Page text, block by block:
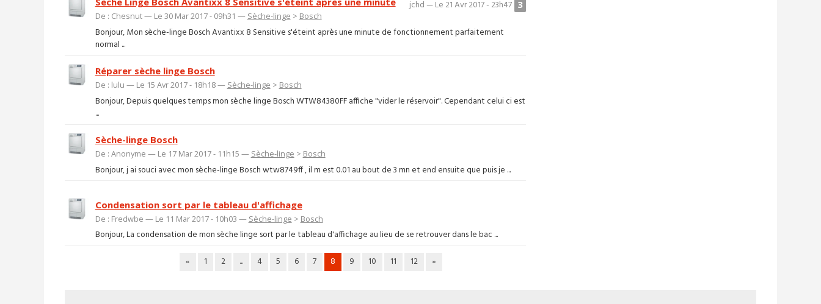
3
jchd — Le 21 Avr 2017 - 23h47
De : Chesnut — Le 30 Mar 2017 - 09h31 — Sèche-linge > Bosch
Bonjour, Mon sèche-linge Bosch Avantixx 8 Sensitive s'éteint après une minute de fonctionnement parfaitement
normal ...
Réparer sèche linge Bosch
De : lulu — Le 15 Avr 2017 - 18h18 — Sèche-linge > Bosch
Bonjour, Depuis quelques temps mon sèche linge Bosch WTW84380FF affiche "vider le réservoir". Cependant celui ci est
...
Sèche-linge Bosch
De : Anonyme — Le 17 Mar 2017 - 11h15 — Sèche-linge > Bosch
Bonjour, j ai souci avec mon sèche-linge Bosch wtw8749ff , il m est 0.01 au bout de 3 mn et end ensuite que puis je ...
Condensation sort par le tableau d'affichage
De : Fredwbe — Le 11 Mar 2017 - 10h03 — Sèche-linge > Bosch
Bonjour, La condensation de mon sèche linge sort par le tableau d'affichage au lieu de se retrouver dans le bac ...
« 1 2 ... 4 5 6 7 8 9 10 11 12 »